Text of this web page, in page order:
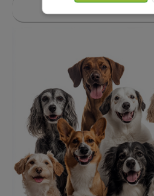
LISÄÄ OSTOSKORIIN